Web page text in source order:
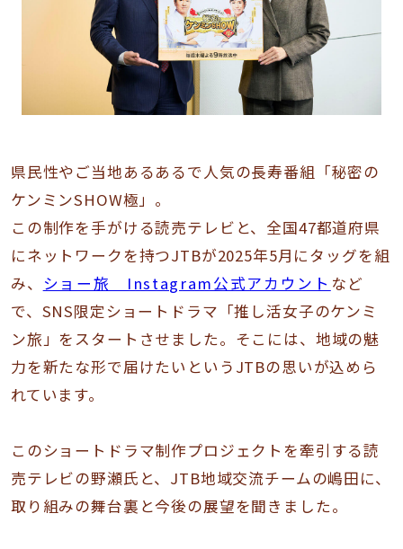
県民性やご当地あるあるで人気の長寿番組「秘密の
ケンミンSHOW極」。
この制作を手がける読売テレビと、全国47都道府県
にネットワークを持つJTBが2025年5月にタッグを組
み、 ショー旅 Instagram公式アカウント など
で、SNS限定ショートドラマ「推し活女子のケンミ
ン旅」をスタートさせました。そこには、地域の魅
力を新たな形で届けたいというJTBの思いが込めら
れています。
このショートドラマ制作プロジェクトを牽引する読
売テレビの野瀬氏と、JTB地域交流チームの嶋田に、
取り組みの舞台裏と今後の展望を聞きました。